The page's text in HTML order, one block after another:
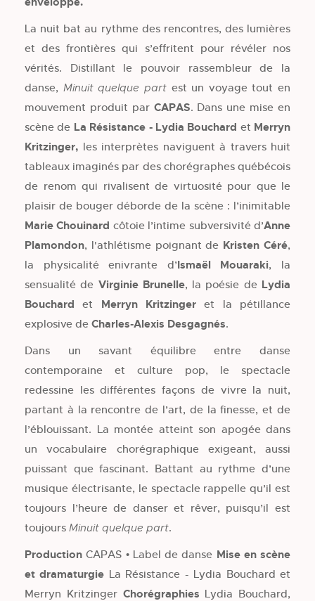
La nuit bat au rythme des rencontres, des lumières
et des frontières qui s’effritent pour révéler nos
vérités. Distillant le pouvoir rassembleur de la
danse, Minuit quelque part est un voyage tout en
mouvement produit par CAPAS. Dans une mise en
scène de La Résistance - Lydia Bouchard et Merryn
Kritzinger, les interprètes naviguent à travers huit
tableaux imaginés par des chorégraphes québécois
de renom qui rivalisent de virtuosité pour que le
plaisir de bouger déborde de la scène : l’inimitable
Marie Chouinard côtoie l’intime subversivité d’Anne
Plamondon, l'athlétisme poignant de Kristen Céré,
la physicalité enivrante d’Ismaël Mouaraki, la
sensualité de Virginie Brunelle, la poésie de Lydia
Bouchard et Merryn Kritzinger et la pétillance
explosive de Charles-Alexis Desgagnés.
Dans un savant équilibre entre danse
contemporaine et culture pop, le spectacle
redessine les différentes façons de vivre la nuit,
partant à la rencontre de l’art, de la finesse, et de
l’éblouissant. La montée atteint son apogée dans
un vocabulaire chorégraphique exigeant, aussi
puissant que fascinant. Battant au rythme d’une
musique électrisante, le spectacle rappelle qu’il est
toujours l’heure de danser et rêver, puisqu’il est
toujours Minuit quelque part.
Production CAPAS • Label de danse Mise en scène
et dramaturgie La Résistance - Lydia Bouchard et
Merryn Kritzinger Chorégraphies Lydia Bouchard,